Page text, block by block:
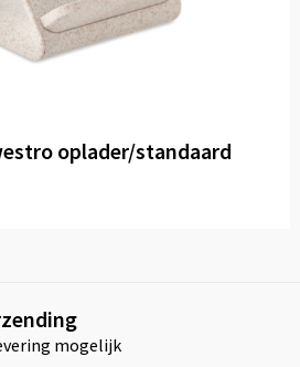
oplader/standaard
mogelijk